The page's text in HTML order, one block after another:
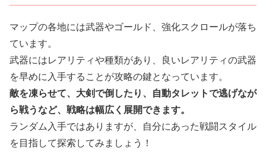
マップの各地には武器やゴールド、強化スクロールが落ち
ています。
武器にはレアリティや種類があり、良いレアリティの武器
を早めに入手することが攻略の鍵となっています。
敵を凍らせて、大剣で倒したり、自動タレットで逃げなが
ら戦うなど、戦略は幅広く展開できます。
ランダム入手ではありますが、自分にあった戦闘スタイル
を目指して探索してみましょう！